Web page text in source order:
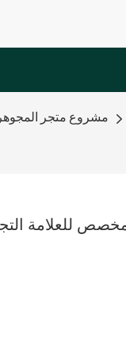
مشروع متجر
للعلامة